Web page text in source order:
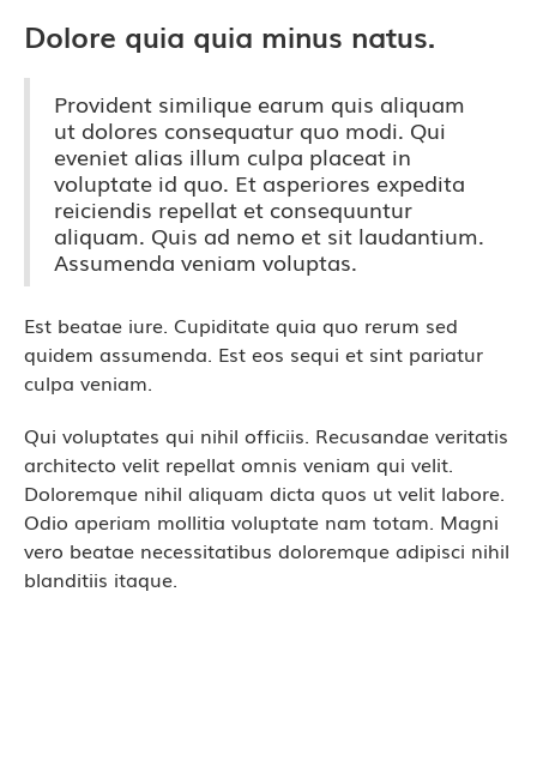
Dolore quia quia minus natus.
Provident similique earum quis aliquam
ut dolores consequatur quo modi. Qui
eveniet alias illum culpa placeat in
voluptate id quo. Et asperiores expedita
reiciendis repellat et consequuntur
aliquam. Quis ad nemo et sit laudantium.
Assumenda veniam voluptas.
Est beatae iure. Cupiditate quia quo rerum sed
quidem assumenda. Est eos sequi et sint pariatur
culpa veniam.
Qui voluptates qui nihil officiis. Recusandae veritatis
architecto velit repellat omnis veniam qui velit.
Doloremque nihil aliquam dicta quos ut velit labore.
Odio aperiam mollitia voluptate nam totam. Magni
vero beatae necessitatibus doloremque adipisci nihil
blanditiis itaque.